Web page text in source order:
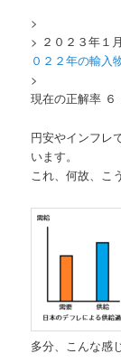
>
> ２０２３年１
０２２年の輸入
>
現在の正解率 ６
円安やインフレ
います。
これ、何故、こ
多分、こんな感